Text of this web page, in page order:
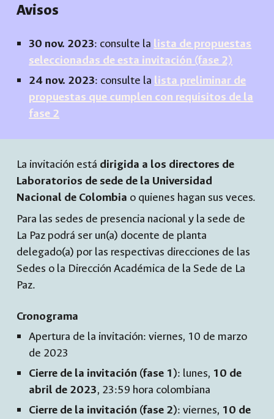
Avisos
30 nov. 2023: consulte la lista de propuestas
seleccionadas de esta invitación (fase 2)
24 nov. 2023: consulte la lista preliminar de
propuestas que cumplen con requisitos de la
fase 2
La invitación está dirigida a los directores de
Laboratorios de sede de la Universidad
Nacional de Colombia o quienes hagan sus veces.
Para las sedes de presencia nacional y la sede de
La Paz podrá ser un(a) docente de planta
delegado(a) por las respectivas direcciones de las
Sedes o la Dirección Académica de la Sede de La
Paz.
Cronograma
Apertura de la invitación:viernes, 10 de marzo
de 2023
Cierre de la invitación (fase 1): lunes, 10 de
abril de 2023, 23:59 hora colombiana​
Cierre de la invitación (fase 2):viernes, 10 de